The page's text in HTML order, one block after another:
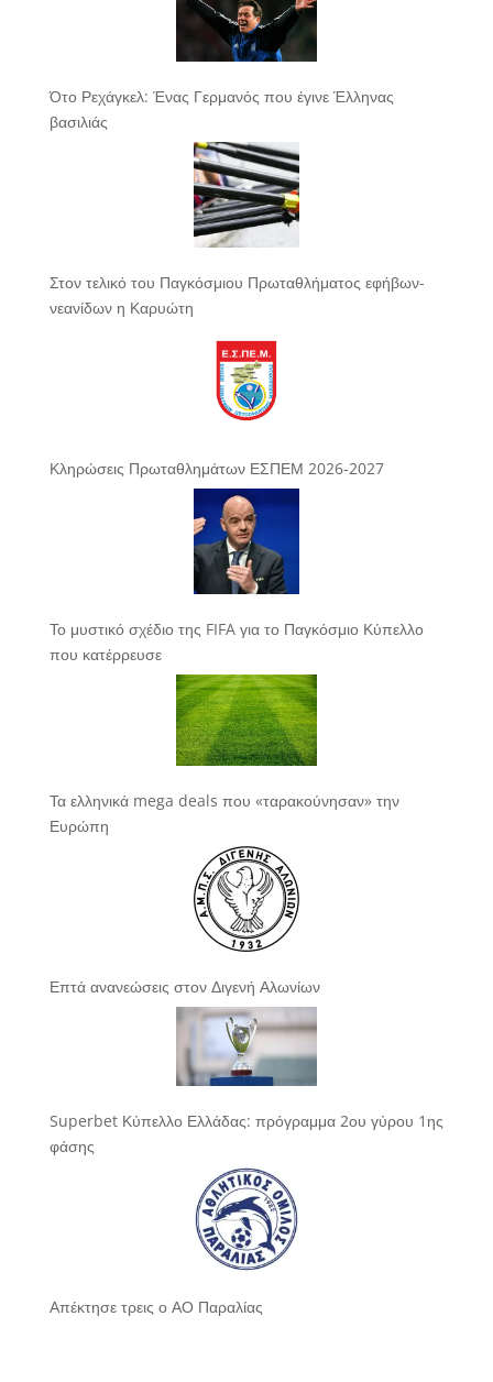
Ότο Ρεχάγκελ: Ένας Γερμανός που έγινε Έλληνας
βασιλιάς
Στον τελικό του Παγκόσμιου Πρωταθλήματος εφήβων-
νεανίδων η Καρυώτη
Κληρώσεις Πρωταθλημάτων ΕΣΠΕΜ 2026-2027
Το μυστικό σχέδιο της FIFA για το Παγκόσμιο Κύπελλο
που κατέρρευσε
Τα ελληνικά mega deals που «ταρακούνησαν» την
Ευρώπη
Επτά ανανεώσεις στον Διγενή Αλωνίων
Superbet Κύπελλο Ελλάδας: πρόγραμμα 2ου γύρου 1ης
φάσης
Απέκτησε τρεις ο ΑΟ Παραλίας